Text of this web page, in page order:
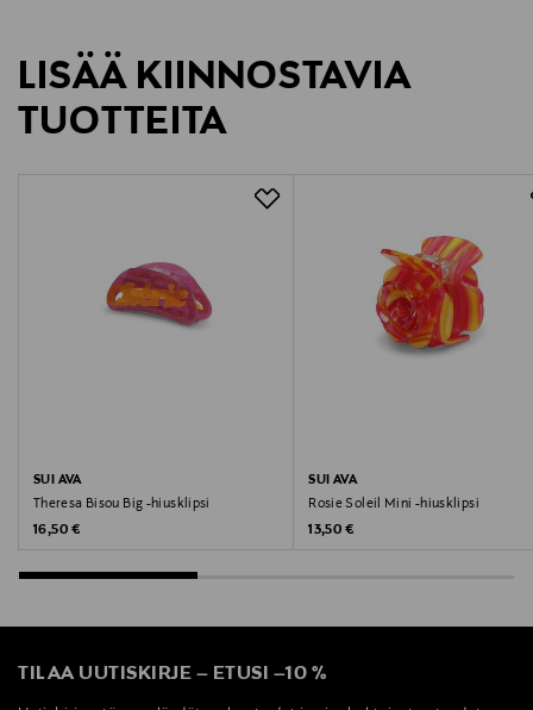
Valmistajan osoite
Gammel Mønt 23 1117, Copenhagen, Denmark
hiusklipsi, hiustarvike, Sui Ava, hiusasuste
LISÄÄ KIINNOSTAVIA
TUOTTEITA
SUI AVA
Theresa Bisou Big -hiusklipsi
Original Price
16,50 €
SUI AVA
Rosie Soleil Mini -hiusklipsi
Original Price
13,50 €
TILAA UUTISKIRJE – ETUSI –10 %